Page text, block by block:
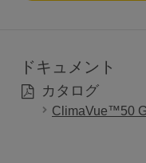
ドキュメント
カタログ
ClimaVue™50